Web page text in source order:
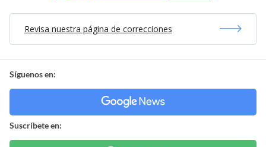
Revisa nuestra página de correcciones
Síguenos en:
Suscríbete en: